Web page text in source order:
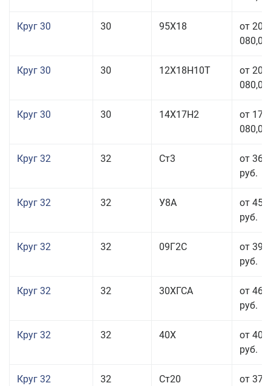
Круг 30 30 95Х18
от 208
080,00
Круг 30 30 12Х18Н10Т
от 208
080,00
Круг 30 30 14Х17Н2
от 177
080,00
Круг 32 32 Ст3
от 36
руб.
Круг 32 32 У8А
от 45
руб.
Круг 32 32 09Г2С
от 39
руб.
Круг 32 32 30ХГСА
от 46
руб.
Круг 32 32 40Х
от 40
руб.
Круг 32 32 Ст20
от 37